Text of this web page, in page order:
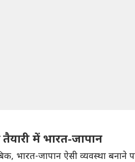
में भारत-जापान
भारत-जापान ऐसी व्यवस्था